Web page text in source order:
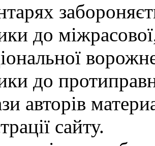
до
до
авторів
сайту.